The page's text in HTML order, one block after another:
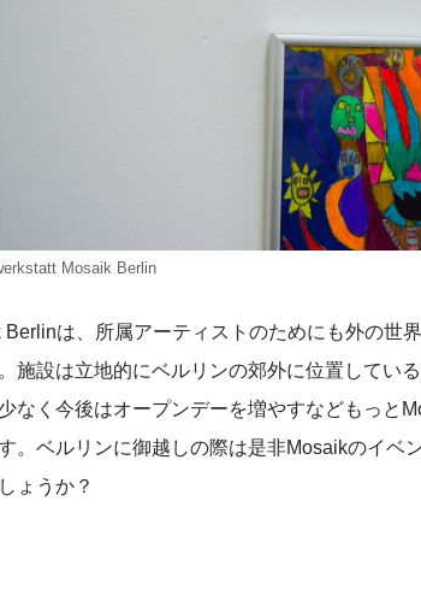
Mosaik Berlin
Berlinは、所属アーティストのためにも外の世
施設は立地的にベルリンの郊外に位置してい
なく今後はオープンデーを増やすなどもっと
。ベルリンに御越しの際は是非Mosaikのイベ
ょうか？